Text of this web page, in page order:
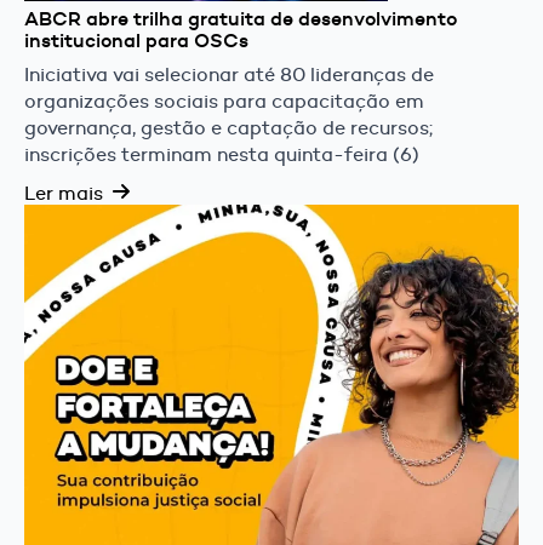
ABCR abre trilha gratuita de desenvolvimento
institucional para OSCs
Iniciativa vai selecionar até 80 lideranças de
organizações sociais para capacitação em
governança, gestão e captação de recursos;
inscrições terminam nesta quinta-feira (6)
Ler mais